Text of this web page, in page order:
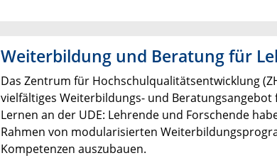
Weiterbildung und Beratung für
Das Zentrum für Hochschulqualitätsentwicklung
vielfältiges Weiterbildungs- und Beratungsangebot
Lernen an der UDE: Lehrende und Forschende
Rahmen von modularisierten
Kompetenzen auszubauen.